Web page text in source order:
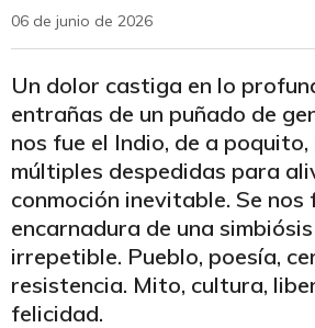
06 de junio de 2026
Un dolor castiga en lo
entrañas de un puñado de
nos fue el Indio, de a
múltiples despedidas para
conmoción inevitable. Se nos
encarnadura de una
irrepetible. Pueblo, poesía,
resistencia. Mito, cultura,
felicidad.